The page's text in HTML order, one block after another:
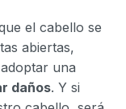
el cabello se
abiertas,
una
daños. Y si